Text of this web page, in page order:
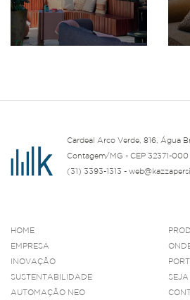
Cardeal Arco Verde, 816, Água
Contagem/MG - CEP 32371-000
(31) 3393-1313 -
HOME
EMPRESA
INOVAÇÃO
SUSTENTABILIDADE
AUTOMAÇÃO NEO